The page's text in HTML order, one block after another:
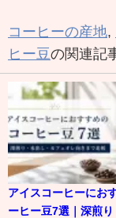
コーヒーの産地,
ヒー豆 の関連記
アイスコーヒーにお
ーヒー豆7選｜深煎り